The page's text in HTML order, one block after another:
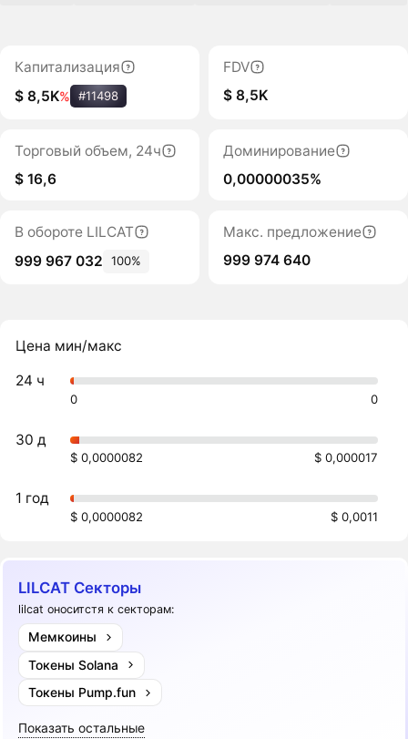
Капитализация
$ 8,5K% #11498
FDV
$ 8,5K
Торговый объем, 24ч
$ 16,6
Доминирование
0,00000035%
В обороте LILCAT
999 967 032
100%
Макс. предложение
999 974 640
Цена мин/макс
24 ч
0 0
30 д
$ 0,0000082 $ 0,000017
1 год
$ 0,0000082 $ 0,0011
LILCAT Секторы
lilcat оноситстя к секторам:
Мемкоины
Токены Solana
Токены Pump.fun
Показать остальные